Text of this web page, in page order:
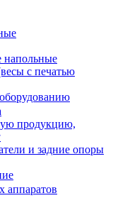
напольные
с печатью
продукцию,
и задние опоры
аппаратов